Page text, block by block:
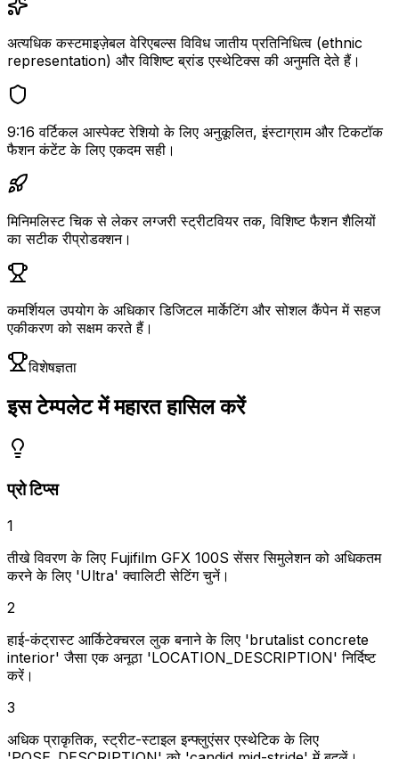
अत्यधिक कस्टमाइज़ेबल वेरिएबल्स विविध जातीय प्रतिनिधित्व (ethnic
representation) और विशिष्ट ब्रांड एस्थेटिक्स की अनुमति देते हैं।
9:16 वर्टिकल आस्पेक्ट रेशियो के लिए अनुकूलित, इंस्टाग्राम और टिकटॉक
फैशन कंटेंट के लिए एकदम सही।
मिनिमलिस्ट चिक से लेकर लग्जरी स्ट्रीटवियर तक, विशिष्ट फैशन शैलियों
का सटीक रीप्रोडक्शन।
कमर्शियल उपयोग के अधिकार डिजिटल मार्केटिंग और सोशल कैंपेन में सहज
एकीकरण को सक्षम करते हैं।
विशेषज्ञता
इस टेम्पलेट में महारत हासिल करें
प्रो टिप्स
1
तीखे विवरण के लिए Fujifilm GFX 100S सेंसर सिमुलेशन को अधिकतम
करने के लिए 'Ultra' क्वालिटी सेटिंग चुनें।
2
हाई-कंट्रास्ट आर्किटेक्चरल लुक बनाने के लिए 'brutalist concrete
interior' जैसा एक अनूठा 'LOCATION_DESCRIPTION' निर्दिष्ट
करें।
3
अधिक प्राकृतिक, स्ट्रीट-स्टाइल इन्फ्लुएंसर एस्थेटिक के लिए